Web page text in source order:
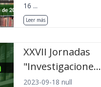
16 ...
Leer más
XXVII Jornadas
"Investigacione...
2023-09-18 null